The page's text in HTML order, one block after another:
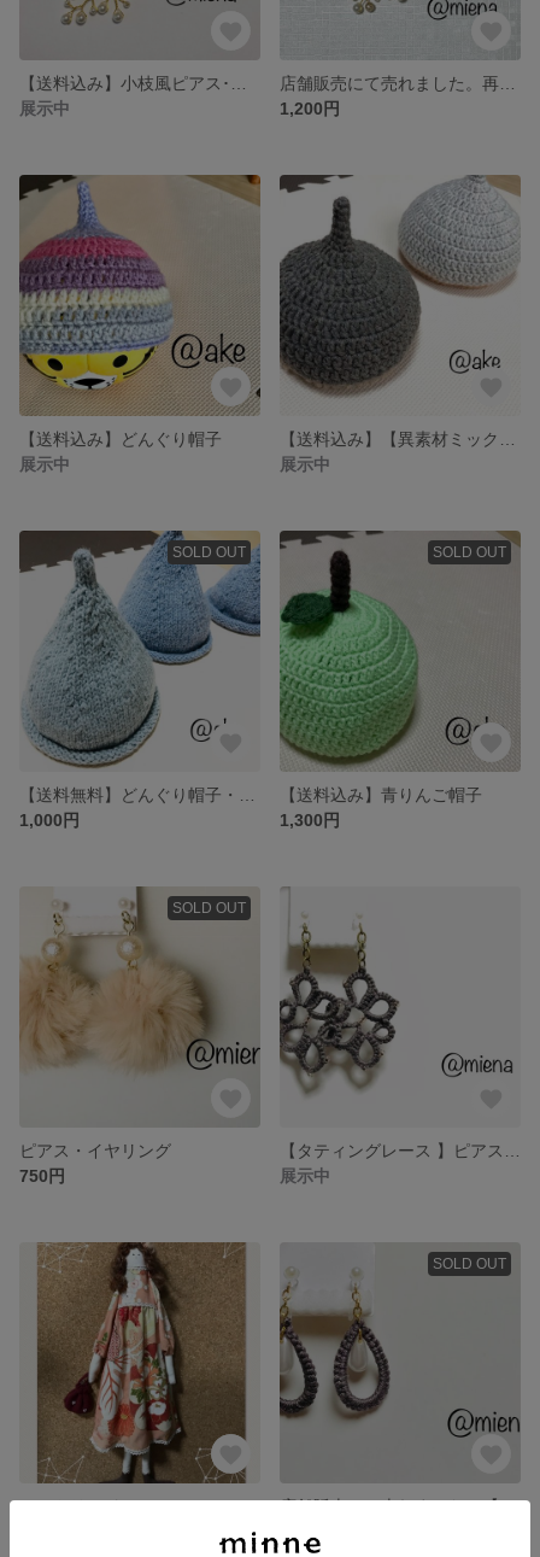
展示中
1,200円
【送料込み】どんぐり帽子
展示中
展示中
SOLD OUT
1,000円
SOLD OUT
【送料込み】青りんご帽子
1,300円
SOLD OUT
ピアス・イヤリング
750円
展示中
カントリードール
SOLD OUT
店舗販売にて売れました。【送料込み】ピアス・イヤリング タティングレース